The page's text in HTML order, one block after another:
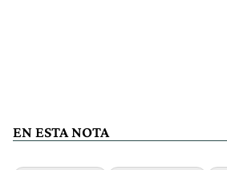
EN ESTA NOTA